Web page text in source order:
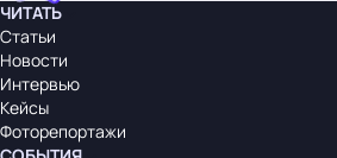
ЧИТАТЬ
Статьи
Новости
Интервью
Кейсы
Фоторепортажи